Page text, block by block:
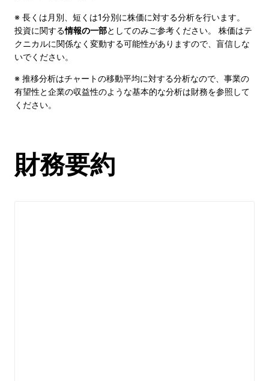
※ 長くは月別、短くは1分別に株価に対する分析を行います。
投資に関する情報の一部としてのみご参考ください。 株価はテ
クニカルに関係なく変動する可能性がありますので、盲信しな
いでください。
※ 推移分析はチャートの移動平均に対する分析なので、事業の
有望性と企業の収益性のような基本的な分析は財務を参照して
ください。
財務要約